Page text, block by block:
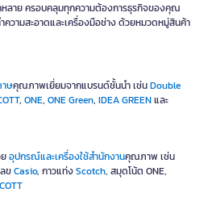
ลาย ครอบคลุมทุกความต้องการธุรกิจของคุณ
วามสะอาดและเครื่องมือช่าง ด้วยหมวดหมู่สินค้า
าษคุณภาพเยี่ยมจากแบรนด์ชั้นนำ เช่นDouble
, ONE, ONE Green, IDEA GREENและ
อุปกรณ์และเครื่องใช้สำนักงานคุณภาพ เช่น
ขCasio, กาวแท่งScotch, สมุดโน้ต ONE,